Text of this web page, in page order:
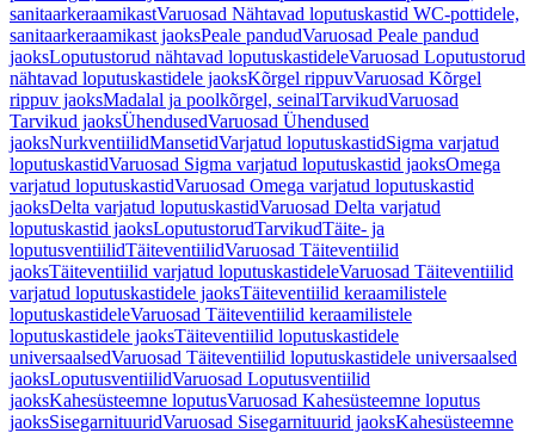
sanitaarkeraamikastVaruosad Nähtavad loputuskastid WC-pottidele,
sanitaarkeraamikast jaoksPeale pandudVaruosad Peale pandud
jaoksLoputustorud nähtavad loputuskastideleVaruosad Loputustorud
nähtavad loputuskastidele jaoksKõrgel rippuvVaruosad Kõrgel
rippuv jaoksMadalal ja poolkõrgel, seinalTarvikudVaruosad
Tarvikud jaoksÜhendusedVaruosad Ühendused
jaoksNurkventiilidMansetidVarjatud loputuskastidSigma varjatud
loputuskastidVaruosad Sigma varjatud loputuskastid jaoksOmega
varjatud loputuskastidVaruosad Omega varjatud loputuskastid
jaoksDelta varjatud loputuskastidVaruosad Delta varjatud
loputuskastid jaoksLoputustorudTarvikudTäite- ja
loputusventiilidTäiteventiilidVaruosad Täiteventiilid
jaoksTäiteventiilid varjatud loputuskastideleVaruosad Täiteventiilid
varjatud loputuskastidele jaoksTäiteventiilid keraamilistele
loputuskastideleVaruosad Täiteventiilid keraamilistele
loputuskastidele jaoksTäiteventiilid loputuskastidele
universaalsedVaruosad Täiteventiilid loputuskastidele universaalsed
jaoksLoputusventiilidVaruosad Loputusventiilid
jaoksKahesüsteemne loputusVaruosad Kahesüsteemne loputus
jaoksSisegarnituuridVaruosad Sisegarnituurid jaoksKahesüsteemne